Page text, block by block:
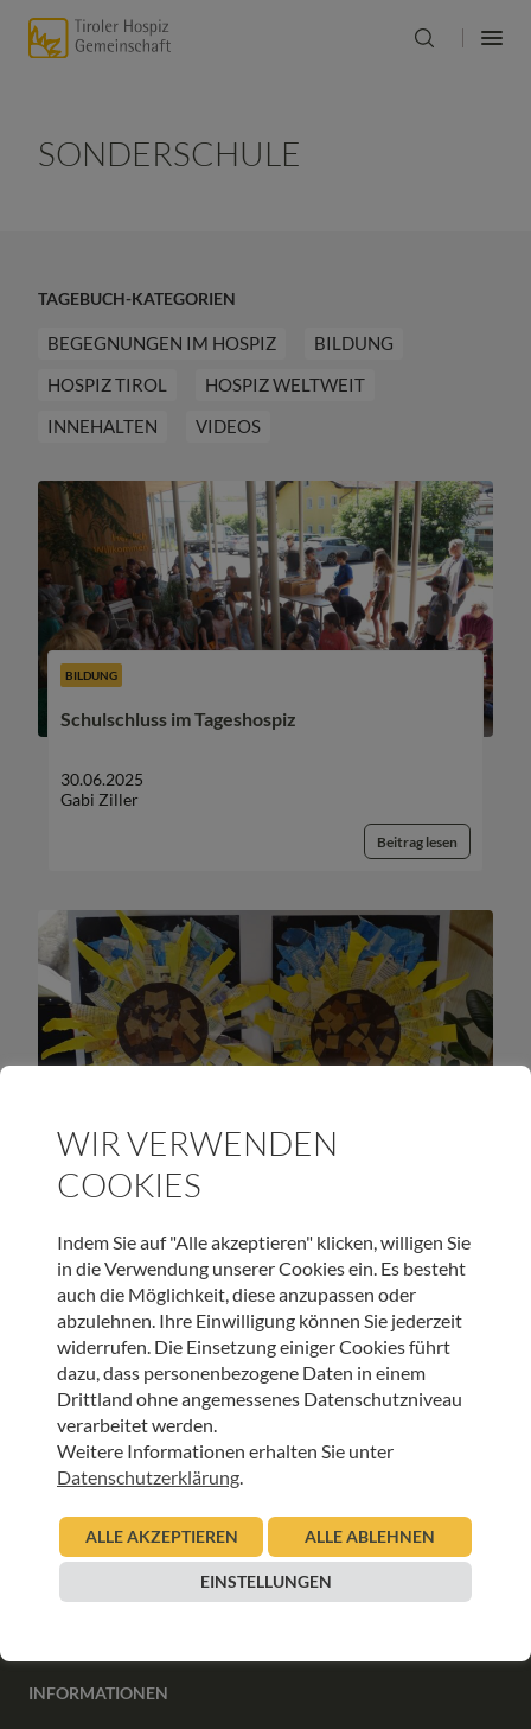
SONDERSCHULE
TAGEBUCH-KATEGORIEN
BEGEGNUNGEN IM HOSPIZ
BILDUNG
HOSPIZ TIROL
HOSPIZ WELTWEIT
INNEHALTEN
VIDEOS
BILDUNG
Schulschluss im Tageshospiz
30.06.2025
Gabi Ziller
Beitrag lesen
Projekt „iCare“ – Sonnenblumen aus der
Beitrag lesen
UNSER NEWSLETTER:
ANMELDEN
INFORMATIONEN
WIR VERWENDEN
COOKIES
Indem Sie auf "Alle akzeptieren" klicken, willigen Sie
in die Verwendung unserer Cookies ein. Es besteht
auch die Möglichkeit, diese anzupassen oder
abzulehnen. Ihre Einwilligung können Sie jederzeit
widerrufen. Die Einsetzung einiger Cookies führt
dazu, dass personenbezogene Daten in einem
Drittland ohne angemessenes Datenschutzniveau
verarbeitet werden.
Weitere Informationen erhalten Sie unter
Datenschutzerklärung.
ALLE AKZEPTIEREN ALLE ABLEHNEN
EINSTELLUNGEN